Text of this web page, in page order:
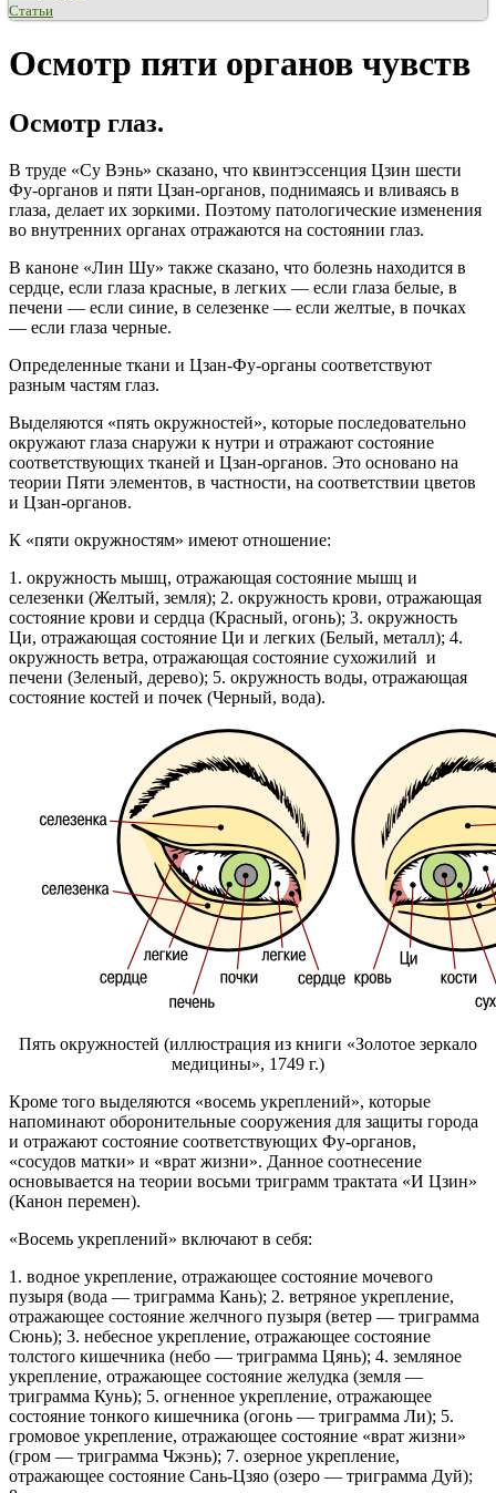
Статьи
Осмотр пяти органов чувств
Осмотр глаз.
В труде «Су Вэнь» сказано, что квинтэссенция Цзин шести
Фу-органов и пяти Цзан-органов, поднимаясь и вливаясь в
глаза, делает их зоркими. Поэтому патологические изменения
во внутренних органах отражаются на состоянии глаз.
В каноне «Лин Шу» также сказано, что болезнь находится в
сердце, если глаза красные, в легких — если глаза белые, в
печени — если синие, в селезенке — если желтые, в почках
— если глаза черные.
Определенные ткани и Цзан-Фу-органы соответствуют
разным частям глаз.
Выделяются «пять окружностей», которые последовательно
окружают глаза снаружи к нутри и отражают состояние
соответствующих тканей и Цзан-органов. Это основано на
теории Пяти элементов, в частности, на соответствии цветов
и Цзан-органов.
К «пяти окружностям» имеют отношение:
1. окружность мышц, отражающая состояние мышц и
селезенки (Желтый, земля); 2. окружность крови, отражающая
состояние крови и сердца (Красный, огонь); 3. окружность
Ци, отражающая состояние Ци и легких (Белый, металл); 4.
окружность ветра, отражающая состояние сухожилий и
печени (Зеленый, дерево); 5. окружность воды, отражающая
состояние костей и почек (Черный, вода).
Пять окружностей (иллюстрация из книги «Золотое зеркало
медицины», 1749 г.)
Кроме того выделяются «восемь укреплений», которые
напоминают оборонительные сооружения для защиты города
и отражают состояние соответствующих Фу-органов,
«сосудов матки» и «врат жизни». Данное соотнесение
основывается на теории восьми триграмм трактата «И Цзин»
(Канон перемен).
«Восемь укреплений» включают в себя:
1. водное укрепление, отражающее состояние мочевого
пузыря (вода — триграмма Кань); 2. ветряное укрепление,
отражающее состояние желчного пузыря (ветер — триграмма
Сюнь); 3. небесное укрепление, отражающее состояние
толстого кишечника (небо — триграмма Цянь); 4. земляное
укрепление, отражающее состояние желудка (земля —
триграмма Кунь); 5. огненное укрепление, отражающее
состояние тонкого кишечника (огонь — триграмма Ли); 5.
громовое укрепление, отражающее состояние «врат жизни»
(гром — триграмма Чжэнь); 7. озерное укрепление,
отражающее состояние Сань-Цзяо (озеро — триграмма Дуй);